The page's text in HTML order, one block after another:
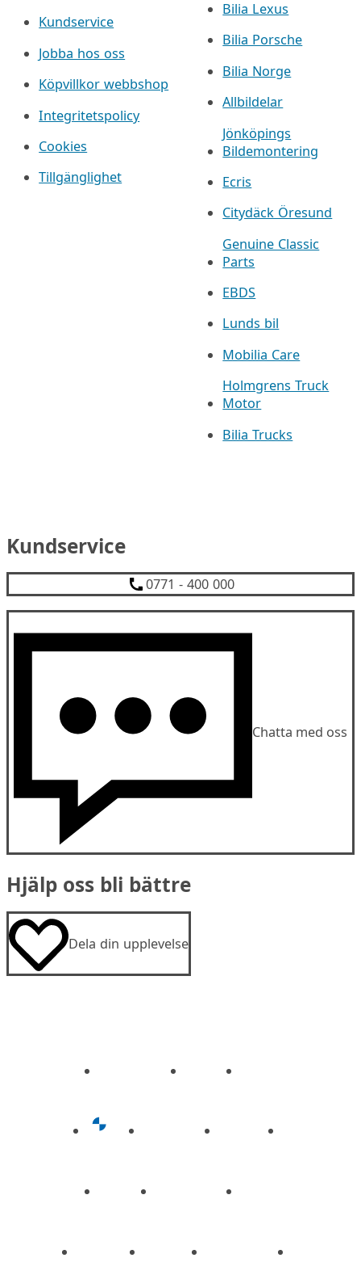
Kundservice
Jobba hos oss
Köpvillkor webbshop
Integritetspolicy
Cookies
Tillgänglighet
Bilia Lexus
Bilia Porsche
Bilia Norge
Allbildelar
Jönköpings
Bildemontering
Ecris
Citydäck Öresund
Genuine Classic
Parts
EBDS
Lunds bil
Mobilia Care
Holmgrens Truck
Motor
Bilia Trucks
Kundservice
0771 - 400 000
Chatta med oss
Hjälp oss bli bättre
Dela din upplevelse